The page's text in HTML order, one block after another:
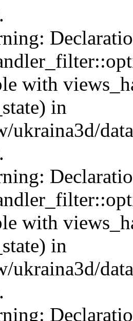
with
in
ukraina3d/
with
in
ukraina3d/